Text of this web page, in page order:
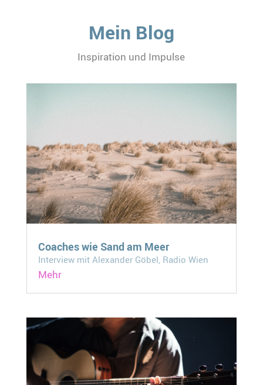
Mein Blog
Inspiration und Impulse
Coaches wie Sand am Meer
Interview mit Alexander Göbel, Radio Wien
Mehr